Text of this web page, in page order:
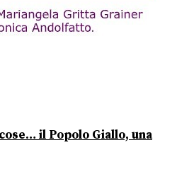
il Popolo Giallo, una